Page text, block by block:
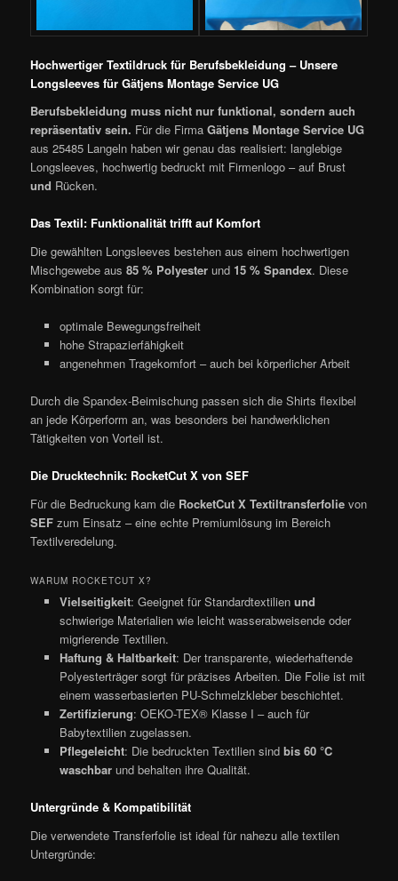
Hochwertiger Textildruck für Berufsbekleidung – Unsere
Longsleeves für Gätjens Montage Service UG
Berufsbekleidung muss nicht nur funktional, sondern auch
repräsentativ sein. Für die FirmaGätjens Montage Service UG
aus 25485 Langeln haben wir genau das realisiert: langlebige
Longsleeves, hochwertig bedruckt mit Firmenlogo – auf Brust
und Rücken.
Das Textil: Funktionalität trifft auf Komfort
Die gewählten Longsleeves bestehen aus einem hochwertigen
Mischgewebe aus85 % Polyester und 15 % Spandex. Diese
Kombination sorgt für:
optimale Bewegungsfreiheit
hohe Strapazierfähigkeit
angenehmen Tragekomfort – auch bei körperlicher Arbeit
Durch die Spandex-Beimischung passen sich die Shirts flexibel
an jede Körperform an, was besonders bei handwerklichen
Tätigkeiten von Vorteil ist.
Die Drucktechnik: RocketCut X von SEF
Für die Bedruckung kam die RocketCut X Textiltransferfolie von
SEF zum Einsatz – eine echte Premiumlösung im Bereich
Textilveredelung.
WARUM ROCKETCUT X?
Vielseitigkeit: Geeignet für Standardtextilien und
schwierige Materialien wie leicht wasserabweisende oder
migrierende Textilien.
Haftung & Haltbarkeit: Der transparente, wiederhaftende
Polyesterträger sorgt für präzises Arbeiten. Die Folie ist mit
einem wasserbasierten PU-Schmelzkleber beschichtet.
Zertifizierung: OEKO-TEX® Klasse I – auch für
Babytextilien zugelassen.
Pflegeleicht: Die bedruckten Textilien sind bis 60 °C
waschbarund behalten ihre Qualität.
Untergründe & Kompatibilität
Die verwendete Transferfolie ist ideal für nahezu alle textilen
Untergründe: